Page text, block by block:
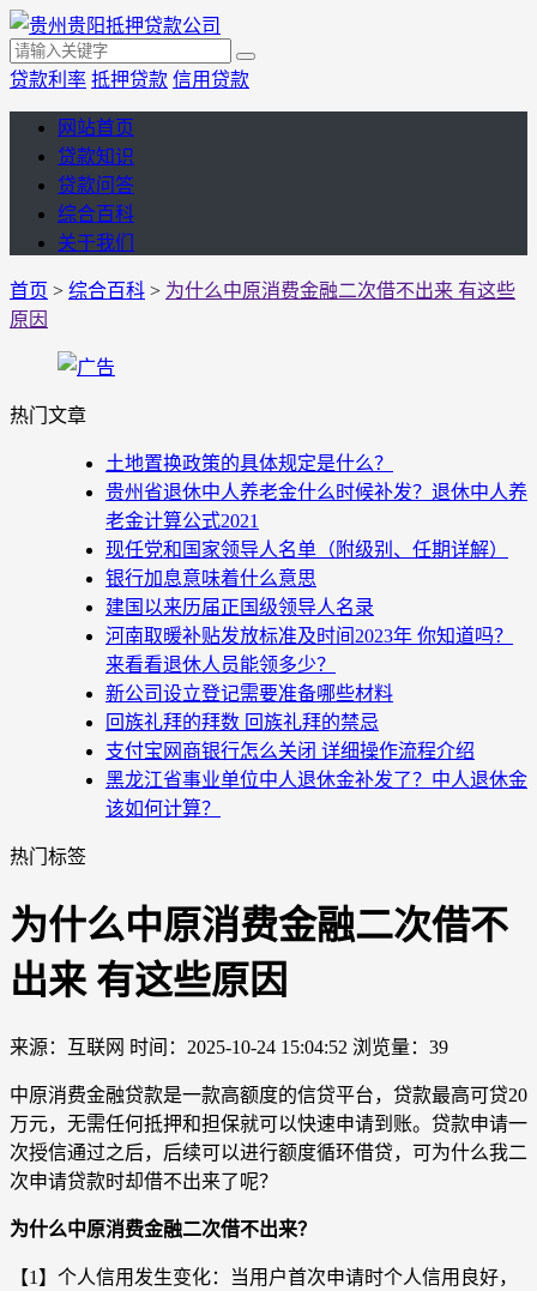
贷款利率 抵押贷款 信用贷款
网站首页
贷款知识
贷款问答
综合百科
关于我们
首页 > 综合百科 > 为什么中原消费金融二次借不出来 有这些
原因
热门文章
土地置换政策的具体规定是什么？
贵州省退休中人养老金什么时候补发？退休中人养
老金计算公式2021
现任党和国家领导人名单（附级别、任期详解）
银行加息意味着什么意思
建国以来历届正国级领导人名录
河南取暖补贴发放标准及时间2023年 你知道吗？
来看看退休人员能领多少？
新公司设立登记需要准备哪些材料
回族礼拜的拜数 回族礼拜的禁忌
支付宝网商银行怎么关闭 详细操作流程介绍
黑龙江省事业单位中人退休金补发了？中人退休金
该如何计算？
热门标签
为什么中原消费金融二次借不
出来 有这些原因
来源：互联网 时间：2025-10-24 15:04:52 浏览量：39
中原消费金融贷款是一款高额度的信贷平台，贷款最高可贷20
万元，无需任何抵押和担保就可以快速申请到账。贷款申请一
次授信通过之后，后续可以进行额度循环借贷，可为什么我二
次申请贷款时却借不出来了呢？
为什么中原消费金融二次借不出来？
【1】个人信用发生变化：当用户首次申请时个人信用良好，